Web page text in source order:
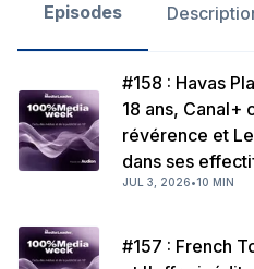
Episodes
#158 : Havas
18 ans, Canal+
révérence et
dans ses
JUL 3, 2026•10 MIN
#157 : French